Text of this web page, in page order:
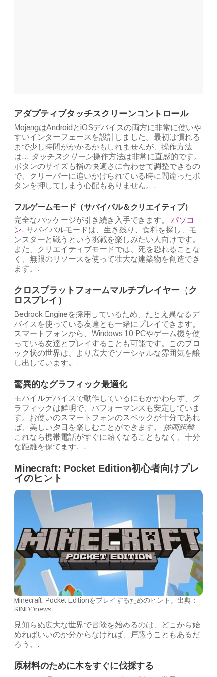
アダプティブタッチスクリーンコントロール
MojangはAndroidとiOSデバイスの両方に非常に使いや
すいインターフェースを設計しました。最初は慣れる
まで少し時間がかかるかもしれませんが、操作方法
は… タッチスクリーン操作方法は非常に直感的です。
ボタンのサイズも指の快適さに合わせて調整できるの
で、クリーパーに追いかけられている時に間違ったボ
タンを押してしまう心配もありません。.
フルゲームモード（サバイバル＆クリエイティブ）
完全なパッケージが引き続き入手できます。 パソコ
ン. サバイバルモードは、生き残り、食料を探し、モ
ンスターと戦うという挑戦を楽しみたい人向けです。
また、クリエイティブモードでは、死を恐れることな
く、無限のリソースを使って壮大な建築物を創造でき
ます。.
クロスプラットフォームマルチプレイヤー（ク
ロスプレイ）
Bedrock Engineを採用しているため、たとえ異なるデ
バイスを使っている友達とも一緒にプレイできます。
スマートフォンから、Windows 10 PCやゲーム機を使
っている友達とプレイすることも可能です。このブロ
ック状の世界は、より広大でソーシャルな雰囲気を醸
し出しています。.
驚異的なグラフィック最適化
モバイルデバイスで動作しているにもかかわらず、グ
ラフィックは鮮明で、パフォーマンスも安定していま
す。お使いのスマートフォンのスペックが十分であれ
ば、美しい夕日を楽しむことができます。 描画距離
これなら携帯電話がすぐに熱くなることもなく、十分
な距離を保てます。.
Minecraft: Pocket Edition初心者向けプレ
イのヒント
Minecraft: Pocket Editionをプレイするためのヒント。出典：
SINDOnews
見知らぬ広大な世界で冒険を始めるのは、どこから始
めればいいのか分からなければ、戸惑うこともあるだ
ろう。.
原材料のために木をすぐに伐採する